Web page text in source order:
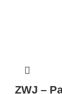
ZWJ –